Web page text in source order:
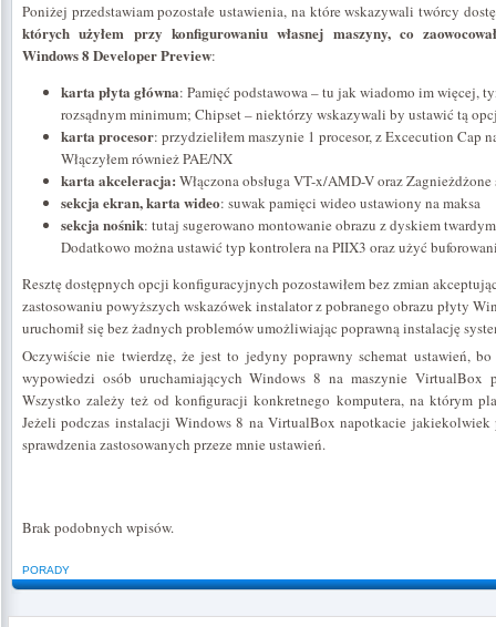
Poniżej przedstawiam pozostałe ustawienia, na które wskazywali twórcy
których użyłem przy konfigurowaniu własnej maszyny, co
Windows 8 Developer Preview:
karta płyta główna: Pamięć podstawowa – tu jak wiadomo im więcej,
rozsądnym minimum; Chipset – niektórzy wskazywali by ustawić tą
karta procesor: przydzieliłem maszynie 1 procesor, z Excecution Cap
Włączyłem również PAE/NX
karta akceleracja: Włączona obsługa VT-x/AMD-V oraz
sekcja ekran, karta wideo: suwak pamięci wideo ustawiony na maksa
sekcja nośnik: tutaj sugerowano montowanie obrazu z dyskiem
Dodatkowo można ustawić typ kontrolera na PIIX3 oraz użyć
Resztę dostępnych opcji konfiguracyjnych pozostawiłem bez zmian
zastosowaniu powyższych wskazówek instalator z pobranego obrazu płyty
uruchomił się bez żadnych problemów umożliwiając poprawną instalację
Oczywiście nie twierdzę, że jest to jedyny poprawny schemat ustawień,
wypowiedzi osób uruchamiających Windows 8 na maszynie VirtualBox
Wszystko zależy też od konfiguracji konkretnego komputera, na którym
Jeżeli podczas instalacji Windows 8 na VirtualBox napotkacie jakiekolwiek
sprawdzenia zastosowanych przeze mnie ustawień.
Brak podobnych wpisów.
PORADY